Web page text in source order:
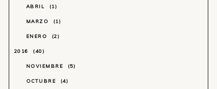
ABRIL 1
MARZO 1
ENERO 2
2016 40
NOVIEMBRE 5
OCTUBRE 4